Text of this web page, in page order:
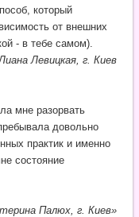
который
от внешних
- в тебе самом).
Левицкая, г. Киев
мне разорвать
довольно
практик и именно
состояние
Палюх, г. Киев»